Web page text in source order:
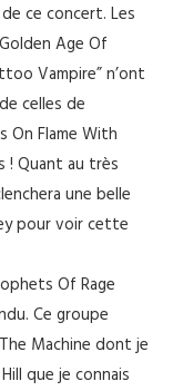
ce concert. Les
Age Of
Vampire” n’ont
celles de
On Flame With
! Quant au très
une belle
pour voir cette
Of Rage
Ce groupe
Machine dont je
que je connais